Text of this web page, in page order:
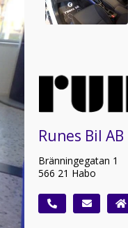
Runes Bil AB
Bränningegatan 1
566 21 Habo